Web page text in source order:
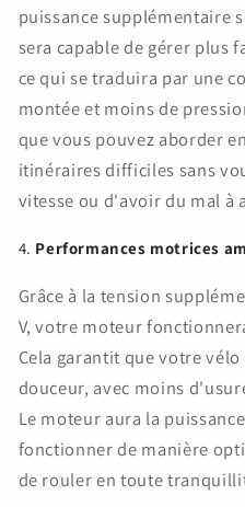
puissance supplémentaire
sera capable de gérer plus
ce qui se traduira par une
montée et moins de
que vous pouvez aborder
itinéraires difficiles sans
vitesse ou d'avoir du mal à
4. Performances motrices
Grâce à la tension
V, votre moteur
Cela garantit que votre
douceur, avec moins
Le moteur aura la
fonctionner de manière
de rouler en toute